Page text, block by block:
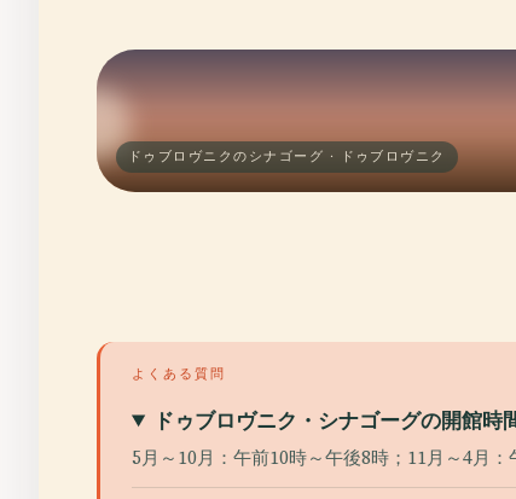
ドゥブロヴニクのシナゴーグ · ドゥブロヴニク
よくある質問
ドゥブロヴニク・シナゴーグの開館時
5月～10月：午前10時～午後8時；11月～4月